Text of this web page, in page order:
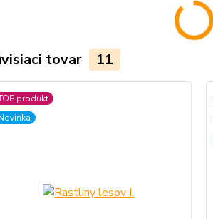
tovar 11
produkt